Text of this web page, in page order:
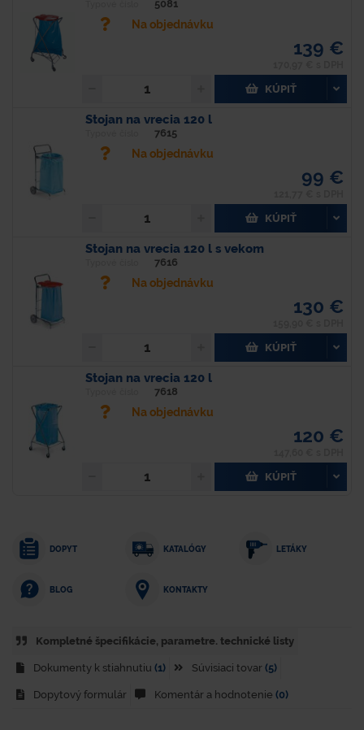
5081
Na objednávku
139 €
KÚPIŤ
Stojan na vrecia 120 l
7615
Na objednávku
99 €
KÚPIŤ
Stojan na vrecia 120 l s vekom
7616
Na objednávku
130 €
KÚPIŤ
Stojan na vrecia 120 l
7618
Na objednávku
120 €
KÚPIŤ
DOPYT KATALÓGY LETÁKY
BLOG KONTAKTY
Kompletné špecifikácie, parametre. technické listy
Dokumenty k stiahnutiu (1) Súvisiaci tovar (5)
Dopytový formulár Komentár a hodnotenie (0)